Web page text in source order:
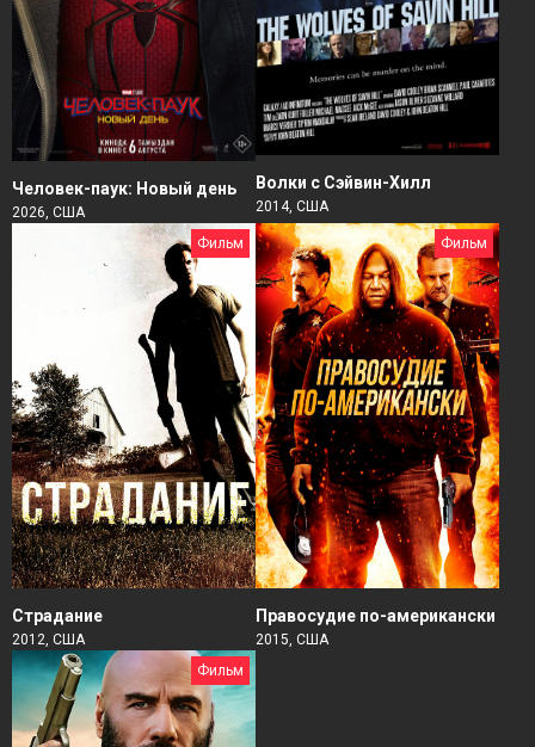
Человек-паук: Новый день
2026, США
Волки с Сэйвин-Хилл
2014, США
Фильм
Страдание
2012, США
Фильм
Правосудие по-американски
2015, США
Фильм